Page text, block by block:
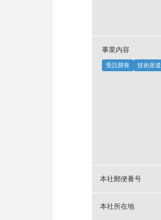
事業内容
受託開発 技術派遣
本社郵便番号
本社所在地